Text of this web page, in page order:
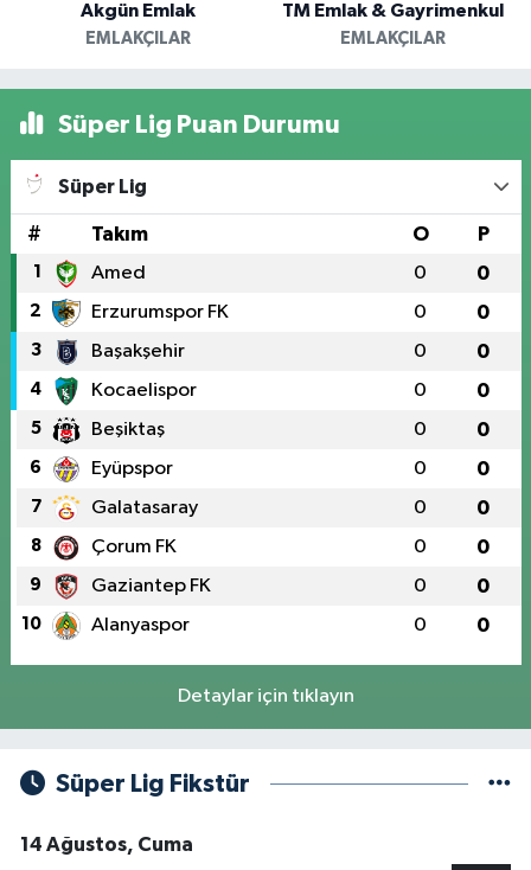
Akgün Emlak
EMLAKÇILAR
TM Emlak & Gayrimenkul
EMLAKÇILAR
Süper Lig Puan Durumu
Süper Lig
# Takım O P
1 Amed 0 0
2 Erzurumspor FK 0 0
3 Başakşehir 0 0
4 Kocaelispor 0 0
5 Beşiktaş 0 0
6 Eyüpspor 0 0
7 Galatasaray 0 0
8 Çorum FK 0 0
9 Gaziantep FK 0 0
10 Alanyaspor 0 0
Detaylar için tıklayın
Süper Lig Fikstür
14 Ağustos, Cuma